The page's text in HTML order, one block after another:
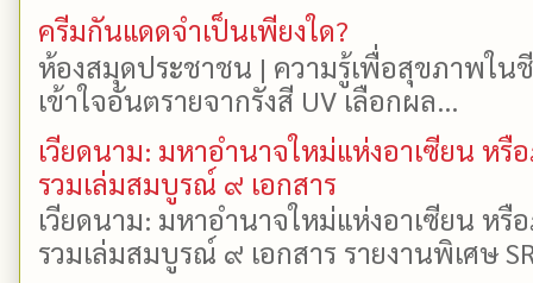
ครีมกันแดดจำเป็นเพียงใด?
ห้องสมุดประชาชน | ความรู้เพื่อสุขภาพใน
เข้าใจอันตรายจากรังสี UV เลือกผล...
เวียดนาม: มหาอำนาจใหม่แห่งอาเซียน ห
รวมเล่มสมบูรณ์ ๙ เอกสาร
เวียดนาม: มหาอำนาจใหม่แห่งอาเซียน ห
รวมเล่มสมบูรณ์ ๙ เอกสาร รายงานพิเศษ